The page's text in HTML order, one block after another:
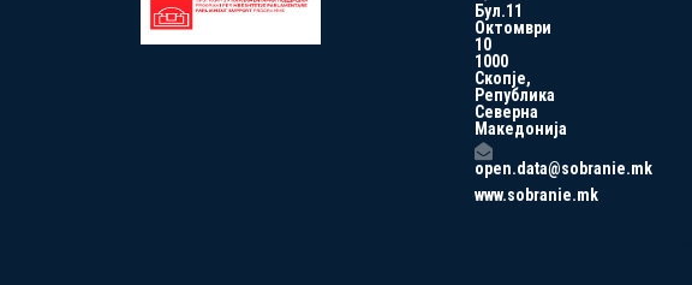
Бул.11
Октомври
10
1000
Скопје,
Република
Северна
Македонија
open.data@sobranie.mk
www.sobranie.mk